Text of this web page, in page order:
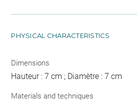
PHYSICAL CHARACTERISTICS
Dimensions
Hauteur : 7 cm ; Diamètre : 7 cm
Materials and techniques